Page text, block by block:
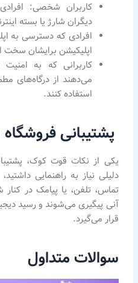
کاربران شخصی:
دیگران شارژ یا بسته
افرادی که دسترسی به
اپلیکیشن برایشان
کاربرانی که به
می‌دهند از درگاه‌های
استفاده کنند.
پشتیبانی
یکی از نکات قوت کوک،
دلیلی نیاز به راهنمایی
تماس، تلفن، یا پیامک در
آنی پیگیری می‌شوند و رسید
قرار می‌گیرد.
سوالات متداول